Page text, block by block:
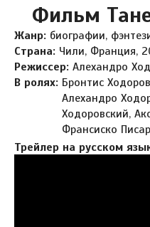
Фильм
Жанр: биографии,
Страна: Чили, Франция,
Режиссер: Алехандро
В ролях: Бронтис
Алехандро
Ходоровский,
Франсиско
Трейлер на русском